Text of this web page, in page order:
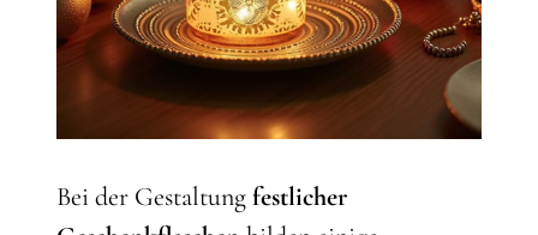
Bei der Gestaltungfestlicher